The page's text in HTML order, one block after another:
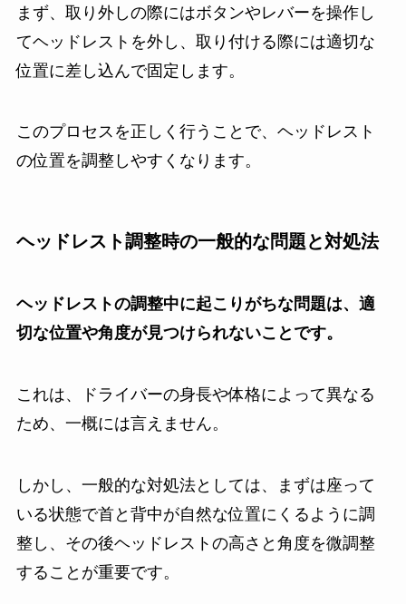
まず、取り外しの際にはボタンやレバーを操作し
てヘッドレストを外し、取り付ける際には適切な
位置に差し込んで固定します。
このプロセスを正しく行うことで、ヘッドレスト
の位置を調整しやすくなります。
ヘッドレスト調整時の一般的な問題と対処法
ヘッドレストの調整中に起こりがちな問題は、適
切な位置や角度が見つけられないことです。
これは、ドライバーの身長や体格によって異なる
ため、一概には言えません。
しかし、一般的な対処法としては、まずは座って
いる状態で首と背中が自然な位置にくるように調
整し、その後ヘッドレストの高さと角度を微調整
することが重要です。